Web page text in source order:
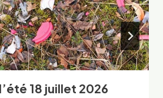
18 juillet 2026